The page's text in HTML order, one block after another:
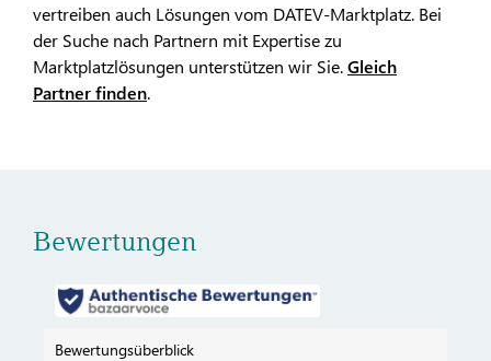
vertreiben auch Lösungen vom DATEV-Marktplatz. Bei
der Suche nach Partnern mit Expertise zu
Marktplatzlösungen unterstützen wir Sie.Gleich
Partner finden.
Bewertungen